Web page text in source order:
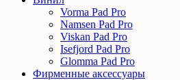
Vorma Pad Pro
Namsen Pad Pro
Viskan Pad Pro
Isefjord Pad Pro
Glomma Pad Pro
Фирменные аксессуары